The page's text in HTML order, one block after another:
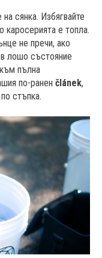
сянка. Избягвайте
каросерията е топла.
не пречи, ако
лошо състояние
пълна
по-ранен článek,
стъпка.